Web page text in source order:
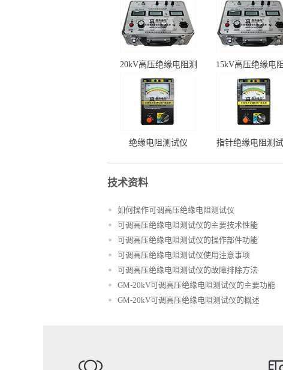
20kV高压绝缘电阻测
试仪
15kV高压绝缘电
试仪
绝缘电阻测试仪 指针绝缘电阻测
技术资料
如何操作可调高压绝缘电阻测试仪
可调高压绝缘电阻测试仪的主要技术性能
可调高压绝缘电阻测试仪的操作部件功能
可调高压绝缘电阻测试仪使用注意事项
可调高压绝缘电阻测试仪的故障排除方法
GM-20kV可调高压绝缘电阻测试仪的主要功能
特点
GM-20kV可调高压绝缘电阻测试仪的概述